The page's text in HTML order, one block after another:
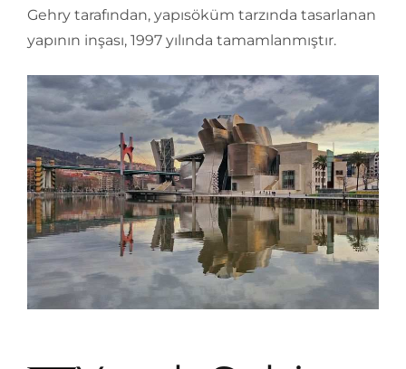
Gehry tarafından, yapısöküm tarzında tasarlanan
yapının inşası, 1997 yılında tamamlanmıştır.